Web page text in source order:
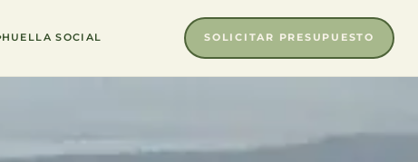
HUELLA SOCIAL SOLICITAR PRESUPUESTO